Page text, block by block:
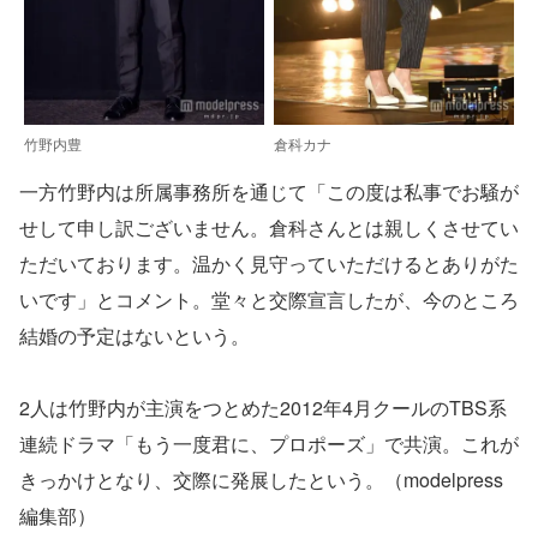
竹野内豊 倉科カナ
一方竹野内は所属事務所を通じて「この度は私事でお騒が
せして申し訳ございません。倉科さんとは親しくさせてい
ただいております。温かく見守っていただけるとありがた
いです」とコメント。堂々と交際宣言したが、今のところ
結婚の予定はないという。
2人は竹野内が主演をつとめた2012年4月クールのTBS系
連続ドラマ「もう一度君に、プロポーズ」で共演。これが
きっかけとなり、交際に発展したという。（modelpress
編集部）